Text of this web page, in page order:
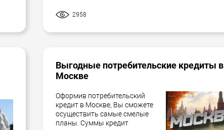
2958
Выгодные потребительские кредиты в
Москве
Оформив потребительский
кредит в Москве, Вы сможете
осуществить самые смелые
планы. Суммы кредит